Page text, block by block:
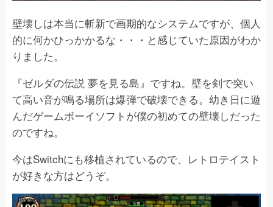
壁壊しは本当に斬新で画期的なシステムですが、個人
的に何かひっかかるな・・・と感じていた原因がわか
りました。
『ゼルダの伝説 夢を見る島』ですね。壁を剣で突い
て高い音が鳴る場所は爆弾で破壊できる。幼き日に遊
んだゲームボーイソフトが僕の初めての壁壊しだった
のですね。
今はSwitchにも移植されているので、レトロテイスト
が好きな方はどうぞ。